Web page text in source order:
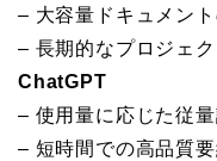
– 大容量ドキュメン
– 長期的なプロジェ
ChatGPT
– 使用量に応じた従量
– 短時間での高品質